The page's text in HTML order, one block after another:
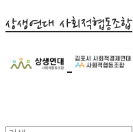
상생연대 사회적협동조합